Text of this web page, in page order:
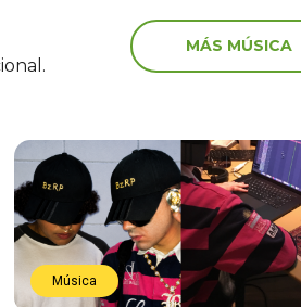
MÁS MÚSICA
Música